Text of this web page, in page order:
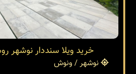
خرید ویلا سنددار نوشهر
نوشهر / ونوش